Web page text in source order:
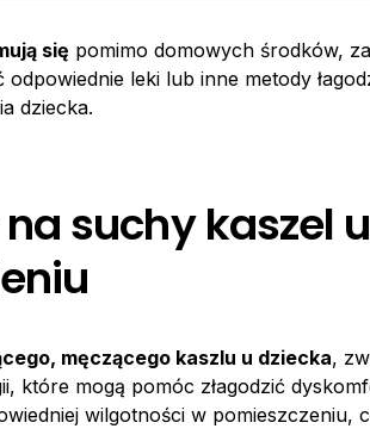
się pomimo domowych środków,
odpowiednie leki lub inne metody
dziecka.
suchy kaszel
męczącego kaszlu u dziecka,
które mogą pomóc złagodzić
wilgotności w